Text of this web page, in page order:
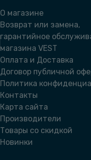
О магазине
Возврат или замена,
гарантийное
магазина VEST
Оплата и Доставка
Договор публичной
Политика
Контакты
Карта сайта
Производители
Товары со скидкой
Новинки